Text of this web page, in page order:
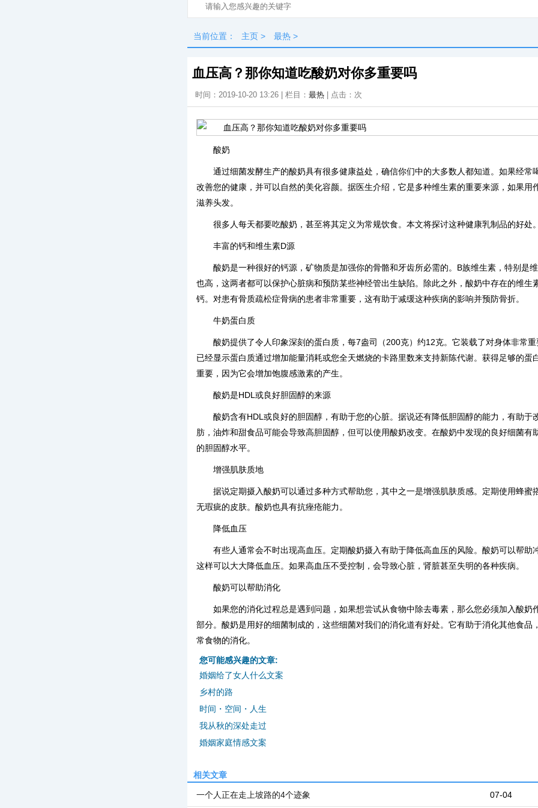
当前位置： 主页 > 最热 >
血压高？那你知道吃酸奶对你多重要吗
时间：2019-10-20 13:26 | 栏目： 最热 | 点击： 次
酸奶
通过细菌发酵生产的酸奶具有很多健康益处，确信你们中的大多数人都知道。如果经常
改善您的健康，并可以自然的美化容颜。据医生介绍，它是多种维生素的重要来源，如果用
滋养头发。
很多人每天都要吃酸奶，甚至将其定义为常规饮食。本文将探讨这种健康乳制品的好处
丰富的钙和维生素D源
酸奶是一种很好的钙源，矿物质是加强你的骨骼和牙齿所必需的。B族维生素，特别是
也高，这两者都可以保护心脏病和预防某些神经管出生缺陷。除此之外，酸奶中存在的维生
钙。对患有骨质疏松症骨病的患者非常重要，这有助于减缓这种疾病的影响并预防骨折。
牛奶蛋白质
酸奶提供了令人印象深刻的蛋白质，每7盎司（200克）约12克。它装载了对身体非常
已经显示蛋白质通过增加能量消耗或您全天燃烧的卡路里数来支持新陈代谢。获得足够的蛋
重要，因为它会增加饱腹感激素的产生。
酸奶是HDL或良好胆固醇的来源
酸奶含有HDL或良好的胆固醇，有助于您的心脏。据说还有降低胆固醇的能力，有助于
肪，油炸和甜食品可能会导致高胆固醇，但可以使用酸奶改变。在酸奶中发现的良好细菌有
的胆固醇水平。
增强肌肤质地
据说定期摄入酸奶可以通过多种方式帮助您，其中之一是增强肌肤质感。定期使用蜂蜜
无瑕疵的皮肤。酸奶也具有抗痤疮能力。
降低血压
有些人通常会不时出现高血压。定期酸奶摄入有助于降低高血压的风险。酸奶可以帮助
这样可以大大降低血压。如果高血压不受控制，会导致心脏，肾脏甚至失明的各种疾病。
酸奶可以帮助消化
如果您的消化过程总是遇到问题，如果想尝试从食物中除去毒素，那么您必须加入酸奶
部分。酸奶是用好的细菌制成的，这些细菌对我们的消化道有好处。它有助于消化其他食品
常食物的消化。
您可能感兴趣的文章:
婚姻给了女人什么文案
乡村的路
时间・空间・人生
我从秋的深处走过
婚姻家庭情感文案
相关文章
07-04
一个人正在走上坡路的4个迹象